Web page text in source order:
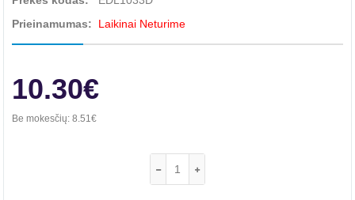
Prieinamumas:
Laikinai Neturime
10.30€
Be mokesčių: 8.51€